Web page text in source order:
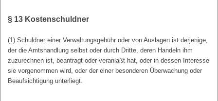
§ 13 Kostenschuldner
(1) Schuldner einer Verwaltungsgebühr oder von Auslagen ist derjenige,
der die Amtshandlung selbst oder durch Dritte, deren Handeln ihm
zuzurechnen ist, beantragt oder veranlaßt hat, oder in dessen Interesse
sie vorgenommen wird, oder der einer besonderen Überwachung oder
Beaufsichtigung unterliegt.